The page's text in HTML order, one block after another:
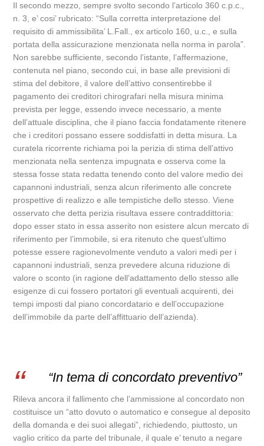
Il secondo mezzo, sempre svolto secondo l’articolo 360 c.p.c.,
n. 3, e’ cosi’ rubricato: “Sulla corretta interpretazione del
requisito di ammissibilita’ L.Fall., ex articolo 160, u.c., e sulla
portata della assicurazione menzionata nella norma in parola”.
Non sarebbe sufficiente, secondo l’istante, l’affermazione,
contenuta nel piano, secondo cui, in base alle previsioni di
stima del debitore, il valore dell’attivo consentirebbe il
pagamento dei creditori chirografari nella misura minima
prevista per legge, essendo invece necessario, a mente
dell’attuale disciplina, che il piano faccia fondatamente ritenere
che i creditori possano essere soddisfatti in detta misura. La
curatela ricorrente richiama poi la perizia di stima dell’attivo
menzionata nella sentenza impugnata e osserva come la
stessa fosse stata redatta tenendo conto del valore medio dei
capannoni industriali, senza alcun riferimento alle concrete
prospettive di realizzo e alle tempistiche dello stesso. Viene
osservato che detta perizia risultava essere contraddittoria:
dopo esser stato in essa asserito non esistere alcun mercato di
riferimento per l’immobile, si era ritenuto che quest’ultimo
potesse essere ragionevolmente venduto a valori medi per i
capannoni industriali, senza prevedere alcuna riduzione di
valore o sconto (in ragione dell’adattamento dello stesso alle
esigenze di cui fossero portatori gli eventuali acquirenti, dei
tempi imposti dal piano concordatario e dell’occupazione
dell’immobile da parte dell’affittuario dell’azienda).
“In tema di concordato preventivo”
Rileva ancora il fallimento che l’ammissione al concordato non
costituisce un “atto dovuto o automatico e consegue al deposito
della domanda e dei suoi allegati”, richiedendo, piuttosto, un
vaglio critico da parte del tribunale, il quale e’ tenuto a negare